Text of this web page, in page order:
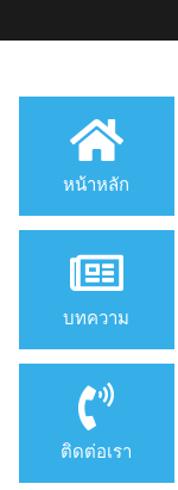
หน้าหลัก
บทความ
ติดต่อเรา